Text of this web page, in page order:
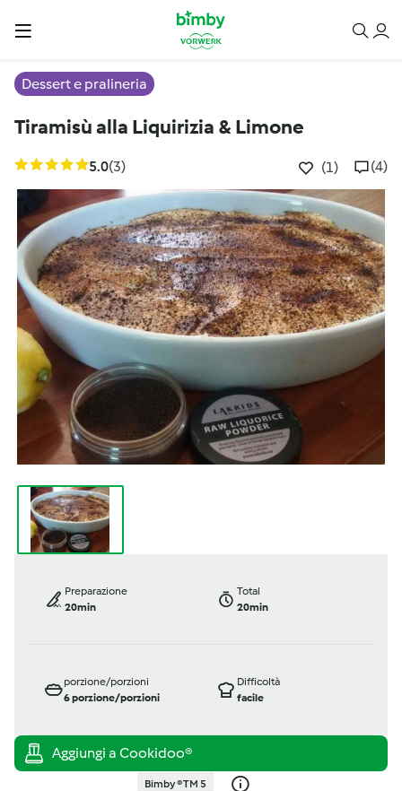
Dessert e pralineria
Tiramisù alla Liquirizia & Limone
5.0(3) (1) (4)
Preparazione
20min
Total
20min
porzione/porzioni
6porzione/porzioni
Difficoltà
facile
Bimby ® TM 5